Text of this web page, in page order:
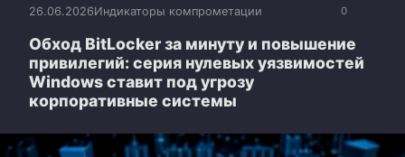
0
26.06.2026Индикаторы компрометации
Обход BitLocker за минуту и повышение
привилегий: серия нулевых уязвимостей
Windows ставит под угрозу
корпоративные системы